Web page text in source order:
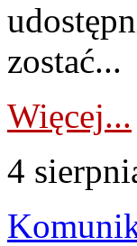
zostać...
Więcej...
4